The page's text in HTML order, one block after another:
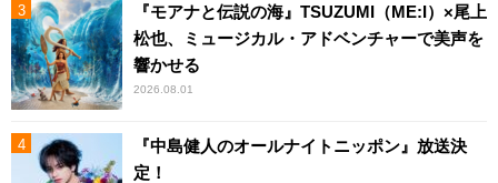
『モアナと伝説の海』TSUZUMI（ME:I）×尾上
松也、ミュージカル・アドベンチャーで美声を
響かせる
2026.08.01
『中島健人のオールナイトニッポン』放送決
定！